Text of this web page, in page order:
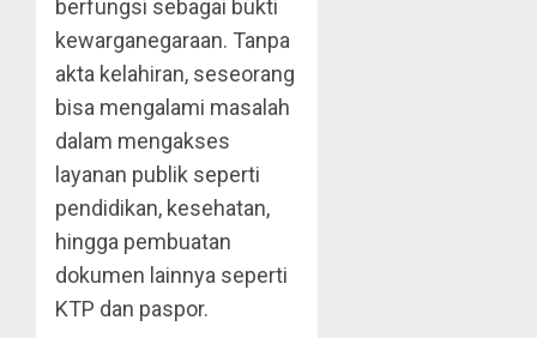
berfungsi sebagai bukti
kewarganegaraan. Tanpa
akta kelahiran, seseorang
bisa mengalami masalah
dalam mengakses
layanan publik seperti
pendidikan, kesehatan,
hingga pembuatan
dokumen lainnya seperti
KTP dan paspor.